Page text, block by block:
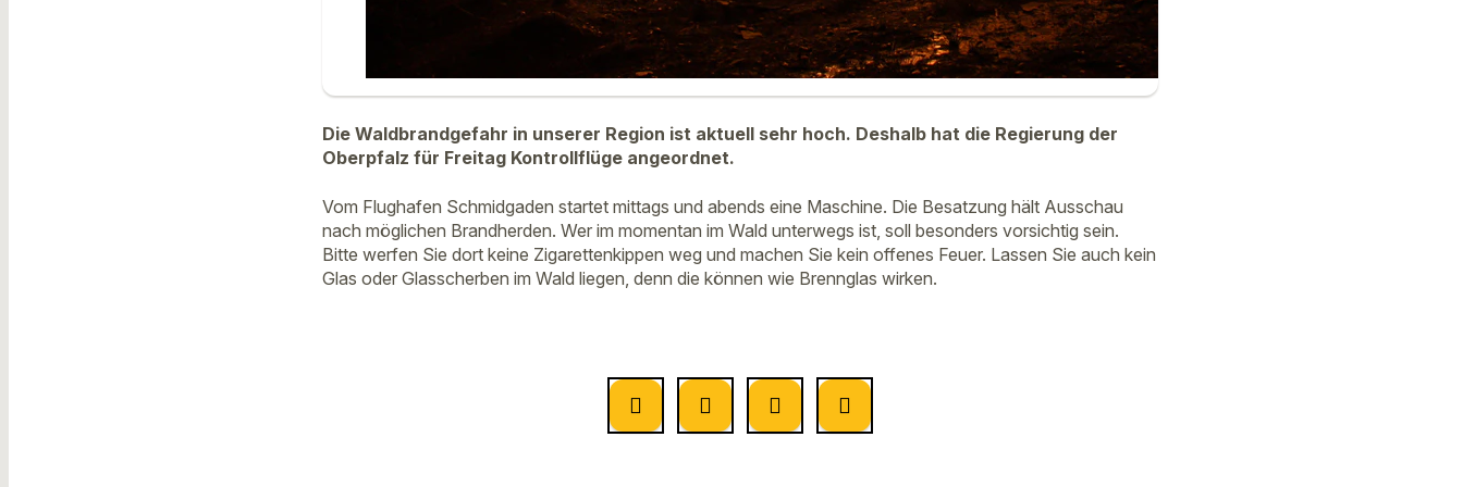
Die Waldbrandgefahr in unserer Region ist aktuell sehr hoch. Deshalb hat die Regierung der
Oberpfalz für Freitag Kontrollflüge angeordnet.
Vom Flughafen Schmidgaden startet mittags und abends eine Maschine. Die Besatzung hält Ausschau
nach möglichen Brandherden. Wer im momentan im Wald unterwegs ist, soll besonders vorsichtig sein.
Bitte werfen Sie dort keine Zigarettenkippen weg und machen Sie kein offenes Feuer. Lassen Sie auch kein
Glas oder Glasscherben im Wald liegen, denn die können wie Brennglas wirken.